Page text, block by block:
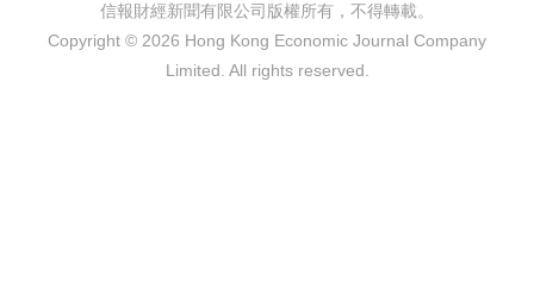
信報財經新聞有限公司版權所有，不得轉載。
Copyright © 2026 Hong Kong Economic Journal Company
Limited. All rights reserved.